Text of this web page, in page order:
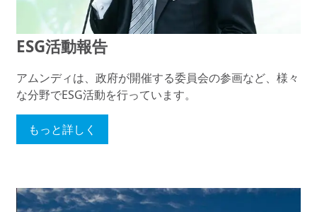
ESG活動報告
アムンディは、政府が開催する委員会の参画など、様々
な分野でESG活動を行っています。
もっと詳しく